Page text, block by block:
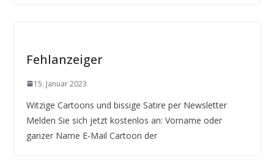
Fehlanzeiger
15. Januar 2023
Witzige Cartoons und bissige Satire per Newsletter
Melden Sie sich jetzt kostenlos an: Vorname oder
ganzer Name E-Mail Cartoon der